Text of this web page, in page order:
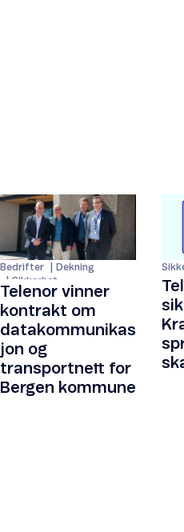
Bedrifter
Dekning
Sikkerhet
Telenor vinner
kontrakt om
datakommunikas
jon og
transportnett for
Bergen kommune